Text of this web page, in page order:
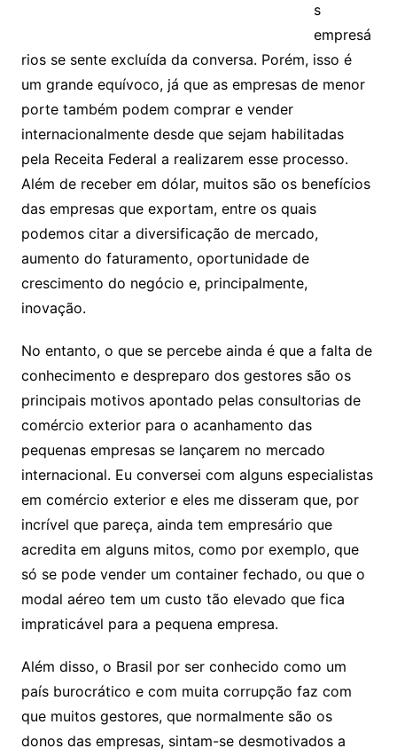
s
empresá
rios se sente excluída da conversa. Porém, isso é
um grande equívoco, já que as empresas de menor
porte também podem comprar e vender
internacionalmente desde que sejam habilitadas
pela Receita Federal a realizarem esse processo.
Além de receber em dólar, muitos são os benefícios
das empresas que exportam, entre os quais
podemos citar a diversificação de mercado,
aumento do faturamento, oportunidade de
crescimento do negócio e, principalmente,
inovação.
No entanto, o que se percebe ainda é que a falta de
conhecimento e despreparo dos gestores são os
principais motivos apontado pelas consultorias de
comércio exterior para o acanhamento das
pequenas empresas se lançarem no mercado
internacional. Eu conversei com alguns especialistas
em comércio exterior e eles me disseram que, por
incrível que pareça, ainda tem empresário que
acredita em alguns mitos, como por exemplo, que
só se pode vender um container fechado, ou que o
modal aéreo tem um custo tão elevado que fica
impraticável para a pequena empresa.
Além disso, o Brasil por ser conhecido como um
país burocrático e com muita corrupção faz com
que muitos gestores, que normalmente são os
donos das empresas, sintam-se desmotivados a